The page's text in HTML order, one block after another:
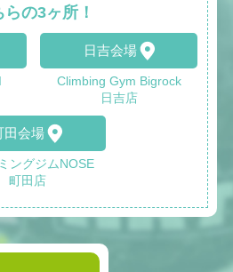
らの3ヶ所！
日吉会場
Climbing Gym Bigrock
日吉店
田会場
ングジムNOSE
町田店